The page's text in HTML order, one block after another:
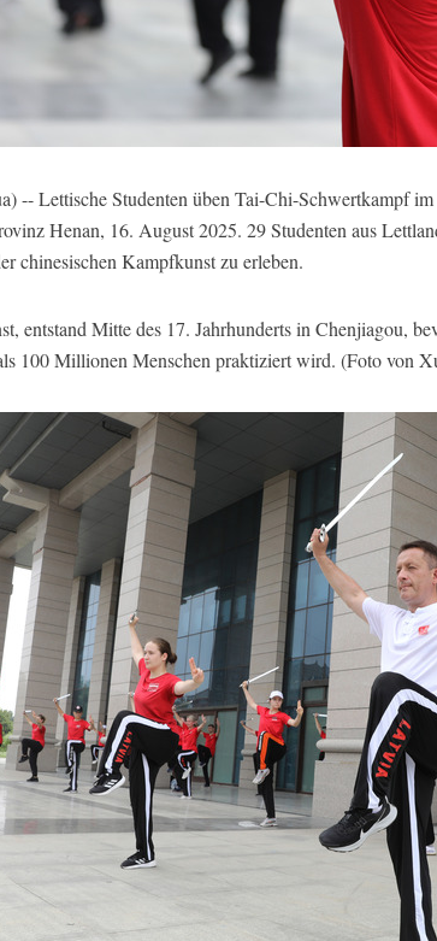
-- Lettische Studenten üben Tai-Chi-Schwertkampf
Henan, 16. August 2025. 29 Studenten aus
chinesischen Kampfkunst zu erleben.
entstand Mitte des 17. Jahrhunderts in Chenjiagou,
100 Millionen Menschen praktiziert wird. (Foto von